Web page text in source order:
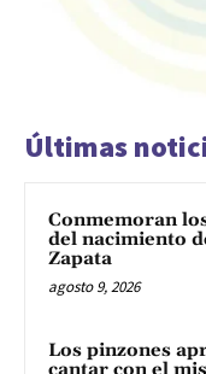
Últimas
Conmemoran
del nacimiento
Zapata
agosto 9, 2026
Los pinzones
cantar con el